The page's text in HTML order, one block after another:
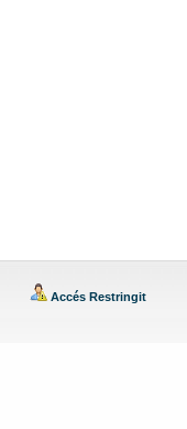
Accés Restringit